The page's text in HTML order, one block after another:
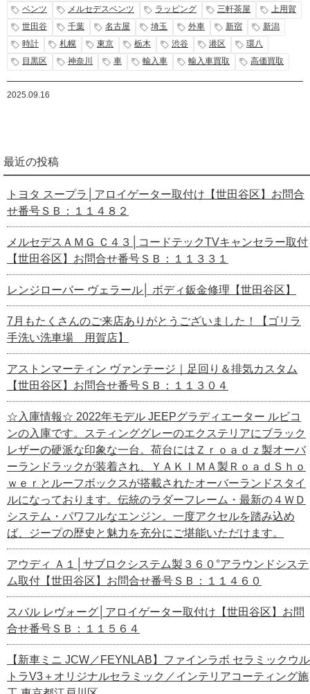
ベンツ メルセデスベンツ ラッピング 三軒茶屋
上用賀
世田谷
千葉 名古屋 埼玉 外車 新宿
新潟
時計
札幌 東京 栃木 渋谷 港区
環八
目黒区
神奈川 車 輸入車 輸入車買取 高価買取
2025.09.16
最近の投稿
トヨタ スープラ│アロイゲーター取付け【世田谷区】お問合
せ番号ＳＢ：１１４８２
メルセデスＡＭＧ Ｃ４３│コードテックTVキャンセラー取付
【世田谷区】お問合せ番号ＳＢ：１１３３１
レンジローバー ヴェラール│ ボディ鈑金修理【世田谷区】
7月もたくさんのご来店ありがとうございました！【ゴリラ
手洗い洗車場 用賀店】
アストンマーティン ヴァンテージ｜足回り＆排気カスタム
【世田谷区】お問合せ番号ＳＢ：１１３０４
☆入庫情報☆ 2022年モデル JEEPグラディエーター ルビコ
ンの入庫です。スティンググレーのエクステリアにブラック
レザーの硬派な印象な一台。荷台にはＺｒｏａｄｚ製オーバ
ーランドラックが装着され、ＹＡＫＩＭＡ製ＲｏａｄＳｈｏ
ｗｅｒとルーフボックスが搭載されたオーバーランドスタイ
ルになっております。伝統のラダーフレーム・最新の４ＷＤ
システム・パワフルなエンジン。一度アクセルを踏み込め
ば、ジープの歴史と魅力を充分にご堪能いただけます。
アウディ Ａ１│サブロクシステム製３６０°アラウンドシステ
ム取付【世田谷区】お問合せ番号ＳＢ：１１４６０
スバル レヴォーグ│アロイゲーター取付け【世田谷区】お問
合せ番号ＳＢ：１１５６４
【新車ミニ JCW／FEYNLAB】ファインラボ セラミックウル
トラV3＋オリジナルセラミック／インテリアコーティング施